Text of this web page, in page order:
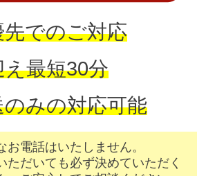
先でのご対応
え最短30分
のみの対応可能
電話はいたしません。
ただいても必ず決めていただく